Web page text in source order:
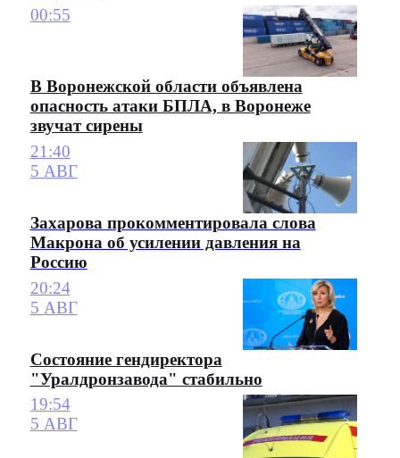
00:55
В Воронежской области объявлена
опасность атаки БПЛА, в Воронеже
звучат сирены
21:40
5 АВГ
Захарова прокомментировала слова
Макрона об усилении давления на
Россию
20:24
5 АВГ
Состояние гендиректора
"Уралдронзавода" стабильно
19:54
5 АВГ